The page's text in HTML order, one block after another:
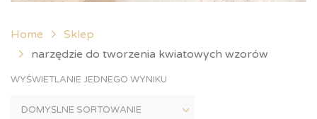
Home
Sklep
narzędzie do tworzenia kwiatowych wzorów
WYŚWIETLANIE JEDNEGO WYNIKU